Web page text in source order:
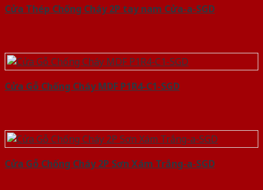
Cửa Thép Chống Cháy 2P tay nam Cửa-a-SGD
Cửa Gỗ Chống Cháy MDF P1R4-C1-SGD
Cửa Gỗ Chống Cháy 2P Sơn Xám Trắng-a-SGD